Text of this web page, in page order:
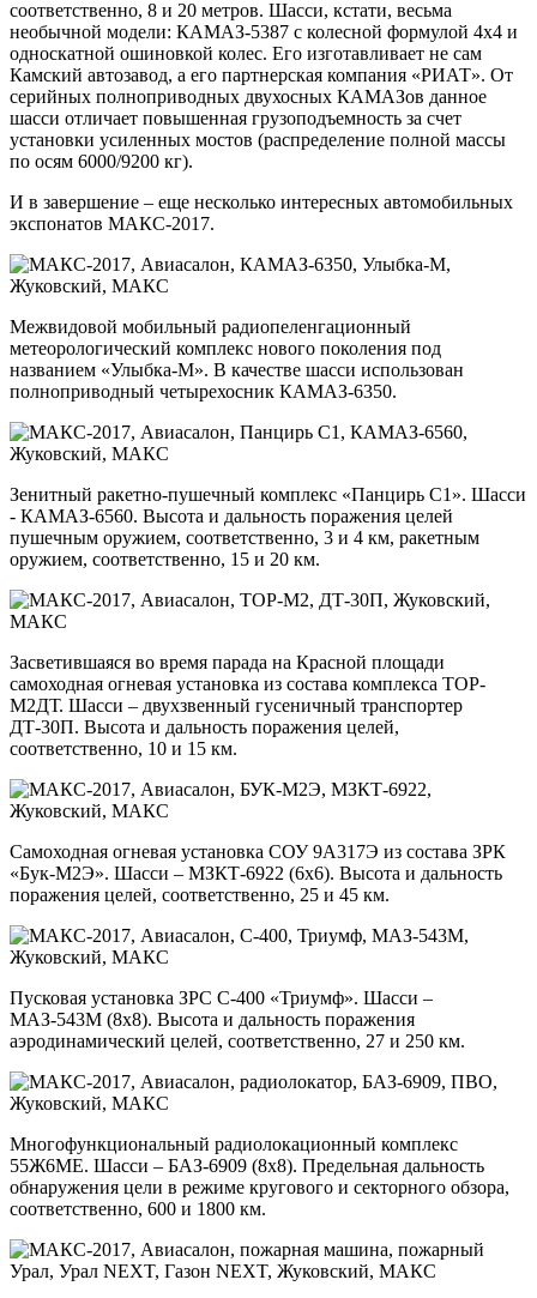
соответственно, 8 и 20 метров. Шасси, кстати, весьма
необычной модели: КАМАЗ-5387 с колесной формулой 4х4 и
односкатной ошиновкой колес. Его изготавливает не сам
Камский автозавод, а его партнерская компания «РИАТ». От
серийных полноприводных двухосных КАМАЗов данное
шасси отличает повышенная грузоподъемность за счет
установки усиленных мостов (распределение полной массы
по осям 6000/9200 кг).
И в завершение – еще несколько интересных автомобильных
экспонатов МАКС-2017.
Межвидовой мобильный радиопеленгационный
метеорологический комплекс нового поколения под
названием «Улыбка-М». В качестве шасси использован
полноприводный четырехосник КАМАЗ-6350.
Зенитный ракетно-пушечный комплекс «Панцирь С1». Шасси
- КАМАЗ-6560. Высота и дальность поражения целей
пушечным оружием, соответственно, 3 и 4 км, ракетным
оружием, соответственно, 15 и 20 км.
Засветившаяся во время парада на Красной площади
самоходная огневая установка из состава комплекса ТОР-
М2ДТ. Шасси – двухзвенный гусеничный транспортер
ДТ-30П. Высота и дальность поражения целей,
соответственно, 10 и 15 км.
Самоходная огневая установка СОУ 9А317Э из состава ЗРК
«Бук-М2Э». Шасси – МЗКТ-6922 (6х6). Высота и дальность
поражения целей, соответственно, 25 и 45 км.
Пусковая установка ЗРС С-400 «Триумф». Шасси –
МАЗ-543М (8х8). Высота и дальность поражения
аэродинамический целей, соответственно, 27 и 250 км.
Многофункциональный радиолокационный комплекс
55Ж6МЕ. Шасси – БАЗ-6909 (8х8). Предельная дальность
обнаружения цели в режиме кругового и секторного обзора,
соответственно, 600 и 1800 км.